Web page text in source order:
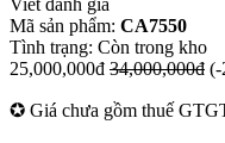
Mã sản phẩm: CA7550
Tình trạng: Còn trong kho
25,000,000đ 34,000,000đ (-
✪ Giá chưa gồm thuế